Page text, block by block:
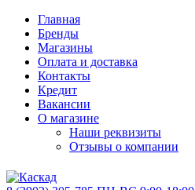
Главная
Бренды
Магазины
Оплата и доставка
Контакты
Кредит
Вакансии
О магазине
Наши реквизиты
Отзывы о компании